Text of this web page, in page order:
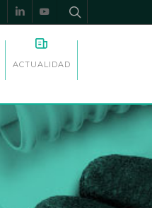
linkedinyoutube
ACTUALIDAD